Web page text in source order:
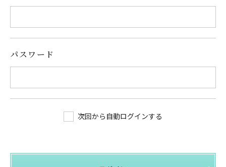
パスワード
次回から自動ログインする